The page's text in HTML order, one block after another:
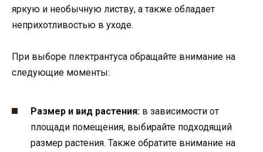
яркую и необычную листву, а также обладает
неприхотливостью в уходе.
При выборе плектрантуса обращайте внимание на
следующие моменты:
Размер и вид растения: в зависимости от
площади помещения, выбирайте подходящий
размер растения. Также обратите внимание на